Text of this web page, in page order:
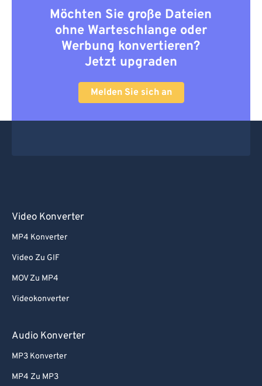
Möchten Sie große Dateien
ohne Warteschlange oder
Werbung konvertieren?
Jetzt upgraden
Melden Sie sich an
Video Konverter
MP4 Konverter
Video Zu GIF
MOV Zu MP4
Videokonverter
Audio Konverter
MP3 Konverter
MP4 Zu MP3